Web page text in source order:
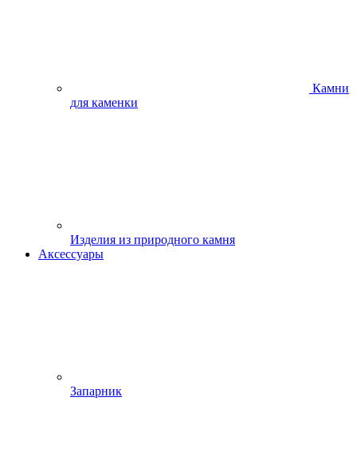
Камни
для каменки
Изделия из природного камня
Аксессуары
Запарник